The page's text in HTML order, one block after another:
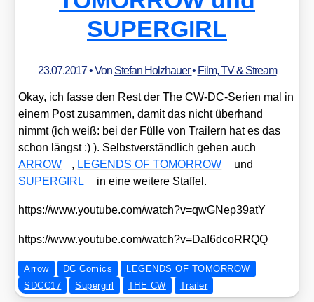
SUPERGIRL
23.07.2017• Von Stefan Holzhauer• Film, TV & Stream
Okay, ich fas­se den Rest der The CW-DC-Seri­en mal in
einem Post zusam­men, damit das nicht über­hand
nimmt (ich weiß: bei der Fül­le von Trai­lern hat es das
schon längst :) ). Selbst­ver­ständ­lich gehen auch
ARROW
, LEGENDS OF TOMORROW
und
SUPERGIRL
in eine wei­te­re Staf­fel.
https://​www​.you​tube​.com/​w​a​t​c​h​?​v​=​q​w​G​N​e​p​3​9​atY
https://​www​.you​tube​.com/​w​a​t​c​h​?​v​=​D​a​I​6​d​c​o​R​RQQ
Arrow DC Comics
LEGENDS OF TOMORROW
SDCC17
Supergirl THE CW Trailer